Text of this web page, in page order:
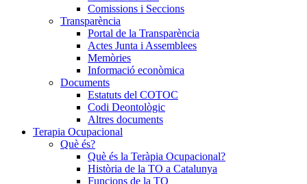
Comissions i Seccions
Transparència
Portal de la Transparència
Actes Junta i Assemblees
Memòries
Informació econòmica
Documents
Estatuts del COTOC
Codi Deontològic
Altres documents
Terapia Ocupacional
Què és?
Què és la Teràpia Ocupacional?
Història de la TO a Catalunya
Funcions de la TO